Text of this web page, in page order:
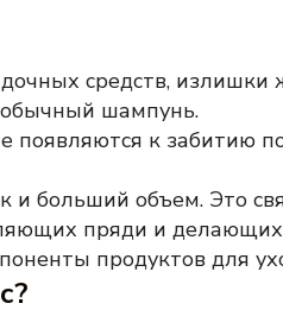
средств, излишки
шампунь.
появляются к забитию
и больший объем. Это
пряди и
продуктов для